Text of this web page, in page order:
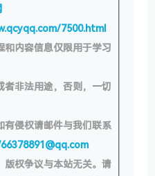
7500.html
内容信息仅限用于学习
者非法用途，否则，一切
有侵权请邮件与我们联系
版权争议与本站无关。请